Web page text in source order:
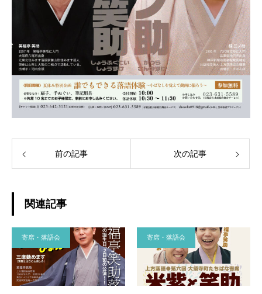
前の記事 次の記事
関連記事
寄席・落語会 寄席・落語会